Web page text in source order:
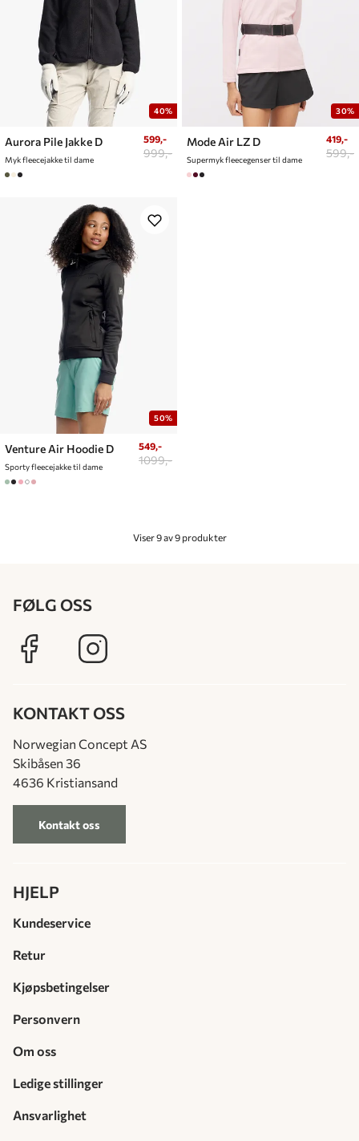
40%
Aurora Pile Jakke D
Myk fleecejakke til dame
599,-
999,-
30%
Mode Air LZ D
Supermyk fleecegenser til dame
419,-
599,-
50%
Venture Air Hoodie D
Sporty fleecejakke til dame
549,-
1099,-
Viser 9 av 9 produkter
FØLG OSS
KONTAKT OSS
Norwegian Concept AS
Skibåsen 36
4636 Kristiansand
Kontakt oss
HJELP
Kundeservice
Retur
Kjøpsbetingelser
Personvern
Om oss
Ledige stillinger
Ansvarlighet